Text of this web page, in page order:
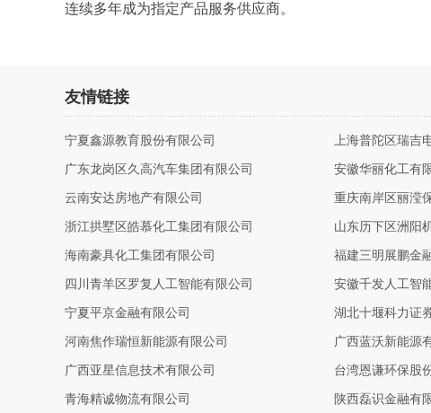
连续多年成为指定产品服务供应商。
友情链接
宁夏鑫源教育股份有限公司 上海普陀区瑞吉
广东龙岗区久高汽车集团有限公司 安徽华丽化工有
云南安达房地产有限公司 重庆南岸区丽滢
浙江拱墅区皓慕化工集团有限公司 山东历下区洲阳
海南豪具化工集团有限公司 福建三明展鹏金
四川青羊区罗复人工智能有限公司 安徽千发人工智
宁夏平京金融有限公司 湖北十堰科力证
河南焦作瑞恒新能源有限公司 广西蓝沃新能源
广西亚星信息技术有限公司 台湾恩谦环保股
青海精诚物流有限公司 陕西磊识金融有